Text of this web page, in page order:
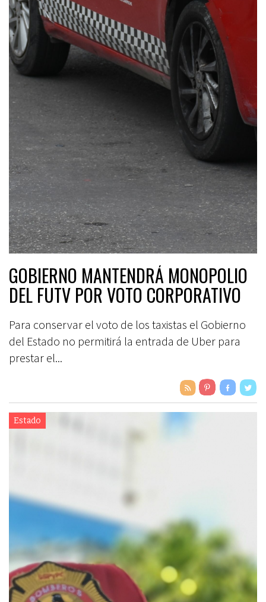
GOBIERNO MANTENDRÁ MONOPOLIO
DEL FUTV POR VOTO CORPORATIVO
Para conservar el voto de los taxistas el Gobierno
del Estado no permitirá la entrada de Uber para
prestar el...
Estado